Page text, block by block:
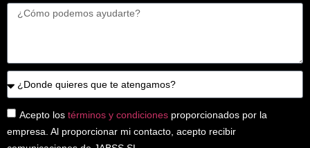
Acepto los términos y condiciones proporcionados por la
empresa. Al proporcionar mi contacto, acepto recibir